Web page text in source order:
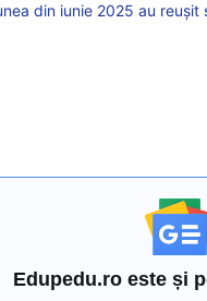
din iunie 2025 au
Edupedu.ro este și